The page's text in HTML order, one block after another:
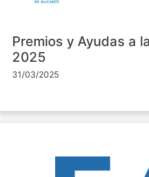
Premios y Ayudas a
2025
31/03/2025